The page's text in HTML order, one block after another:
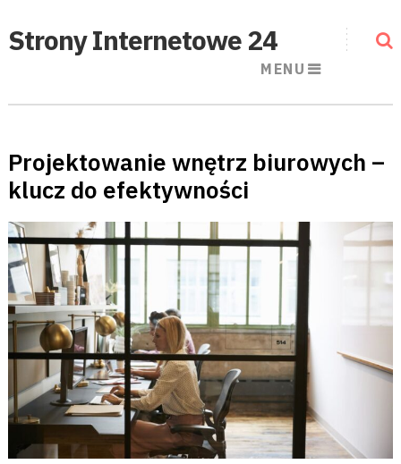
Strony Internetowe 24
MENU
Projektowanie wnętrz biurowych –
klucz do efektywności